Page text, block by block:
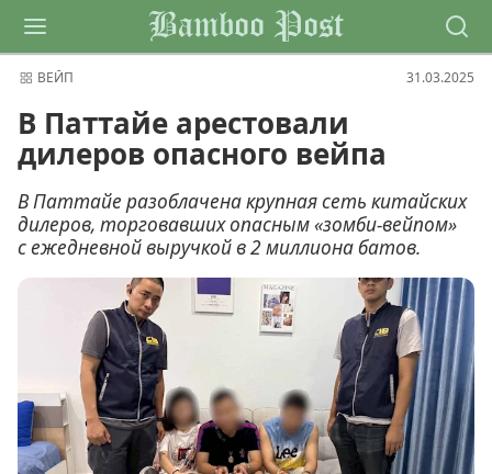
Bamboo Post
ВЕЙП 31.03.2025
В Паттайе арестовали
дилеров опасного вейпа
В Паттайе разоблачена крупная сеть китайских
дилеров, торговавших опасным «зомби-вейпом»
с ежедневной выручкой в 2 миллиона батов.